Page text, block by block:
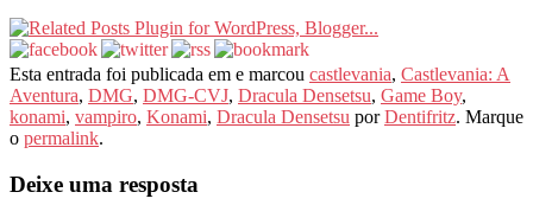
Esta entrada foi publicada em e marcou castlevania, Castlevania: A
Aventura, DMG, DMG-CVJ, Dracula Densetsu, Game Boy,
konami, vampiro, Konami, Dracula Densetsu porDentifritz. Marque
o permalink.
Deixe uma resposta